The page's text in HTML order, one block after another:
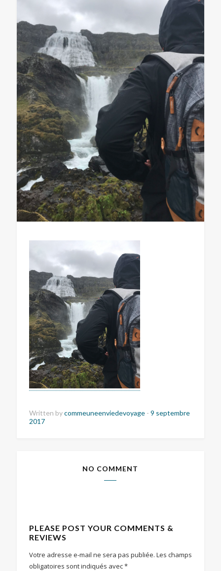
Written bycommeuneenviedevoyage - 9 septembre
2017
NO COMMENT
PLEASE POST YOUR COMMENTS &
REVIEWS
Votre adresse e-mail ne sera pas publiée. Les champs
obligatoires sont indiqués avec*